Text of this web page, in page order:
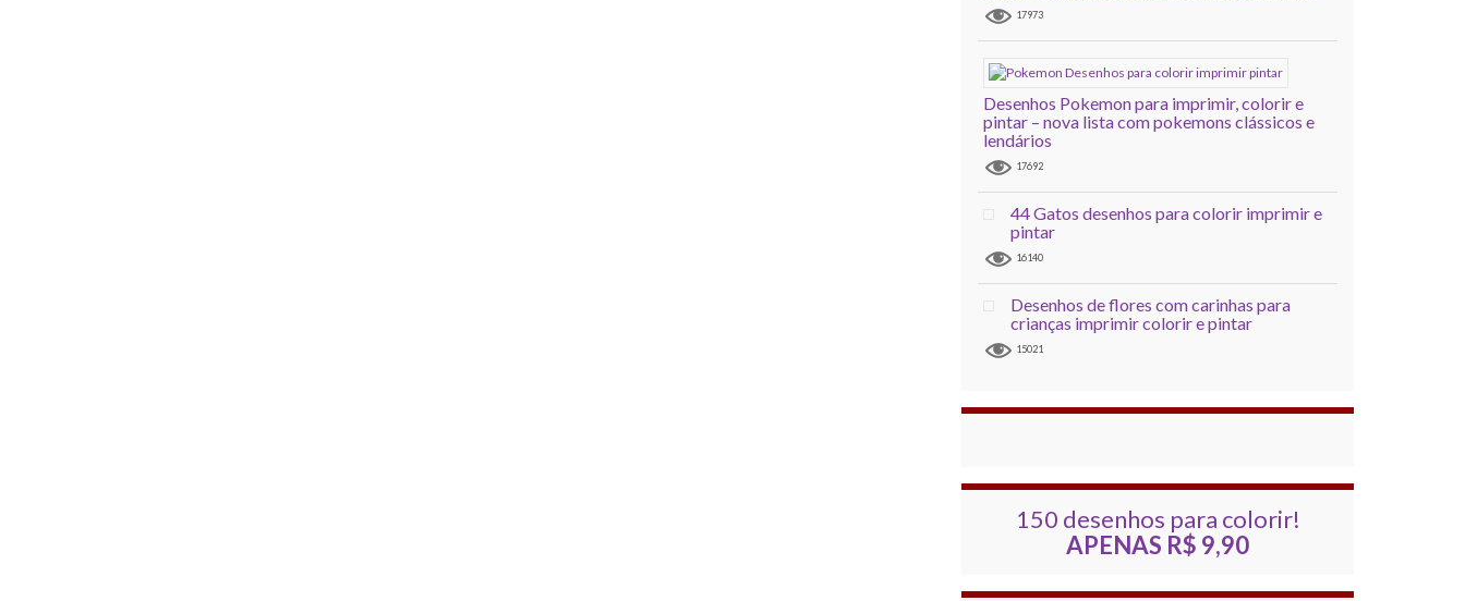
17973
Desenhos Pokemon para imprimir, colorir e
pintar – nova lista com pokemons clássicos e
lendários
17692
44 Gatos desenhos para colorir imprimir e
pintar
16140
Desenhos de flores com carinhas para
crianças imprimir colorir e pintar
15021
150 desenhos para colorir!
APENAS R$ 9,90